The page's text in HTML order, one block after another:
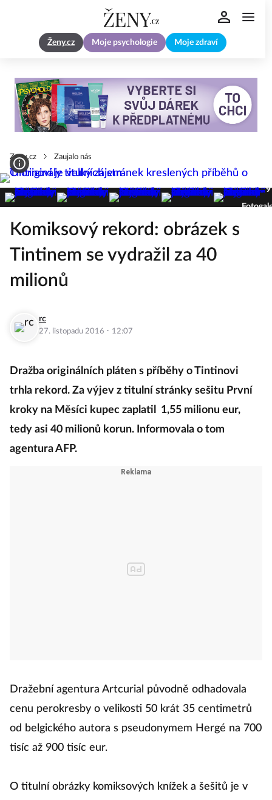
Ženy.cz Moje psychologie Moje zdraví
Zeny.cz Zaujalo nás
9
Komiksový rekord: obrázek s
Tintinem se vydražil za 40
milionů
rc
27. listopadu 2016 · 12:07
Dražba originálních pláten s příběhy o Tintinovi
trhla rekord. Za výjev z titulní stránky sešitu První
kroky na Měsíci kupec zaplatil 1,55 milionu eur,
tedy asi 40 milionů korun. Informovala o tom
agentura AFP.
Dražební agentura Artcurial původně odhadovala
cenu perokresby o velikosti 50 krát 35 centimetrů
od belgického autora s pseudonymem Hergé na 700
tisíc až 900 tisíc eur.
O titulní obrázky komiksových knížek a šešitů je v